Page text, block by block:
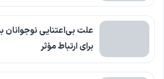
علت بی‌اعتنایی نوجوانان
برای ارتباط مؤثر